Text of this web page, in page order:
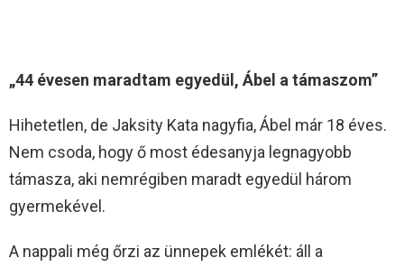
„44 évesen maradtam egyedül, Ábel a támaszom”
Hihetetlen, de Jaksity Kata nagyfia, Ábel már 18 éves.
Nem csoda, hogy ő most édesanyja legnagyobb
támasza, aki nemrégiben maradt egyedül három
gyermekével.
A nappali még őrzi az ünnepek emlékét: áll a